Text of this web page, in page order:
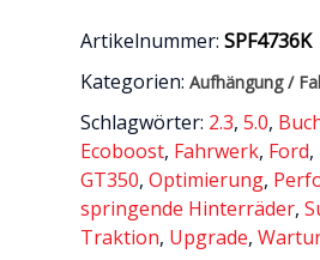
vorderen
/
alle
Ford
Mustang
6
(LAE
Artikelnummer:SPF4736K
Kategorien:Aufhängung /
Schlagwörter: 2.3,5.0,
Ecoboost, Fahrwerk, Ford,
GT350,Optimierung,
springende Hinterräder,
Traktion, Upgrade,